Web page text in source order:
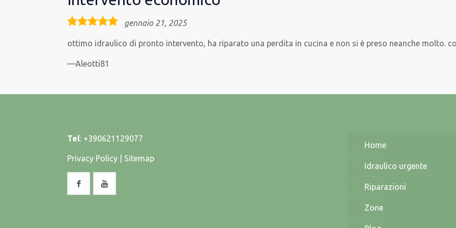
5,0
gennaio 21, 2025
ottimo idraulico di pronto intervento, ha riparato una perdita in cucina e non si è preso neanche molto.
Aleotti81
Tel: +390621129077
Privacy Policy Sitemap
Home
Idraulico urgente
Riparazioni
Zone